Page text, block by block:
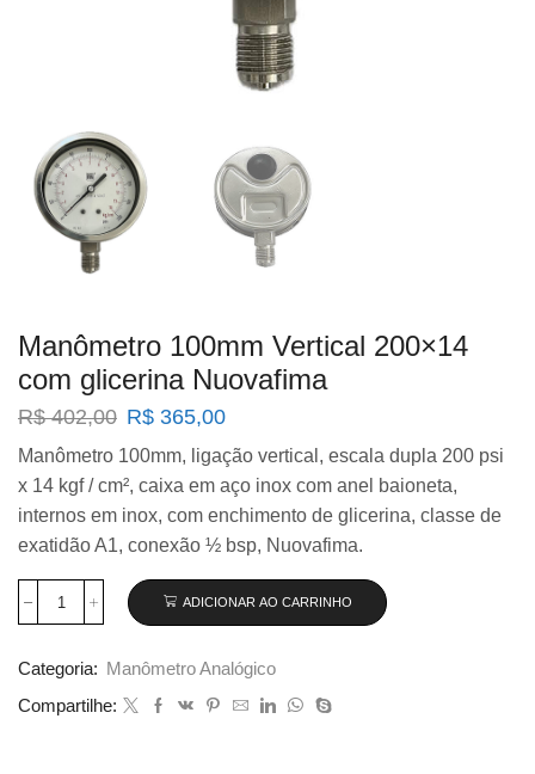
Manômetro 100mm Vertical 200×14
com glicerina Nuovafima
R$402,00 O
original
era:
R$ 402,00.
R$ 365,00O
atual
é:
R$ 365,00.
Manômetro 100mm, ligação vertical, escala dupla 200 psi
x 14 kgf / cm², caixa em aço inox com anel baioneta,
internos em inox, com enchimento de glicerina, classe de
exatidão A1, conexão ½ bsp, Nuovafima.
Manômetro
200×14
com
glicerina
ADICIONAR AO CARRINHO
Categoria:
Manômetro Analógico
Compartilhe: